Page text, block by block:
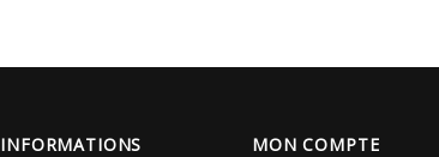
INFORMATIONS MON COMPTE